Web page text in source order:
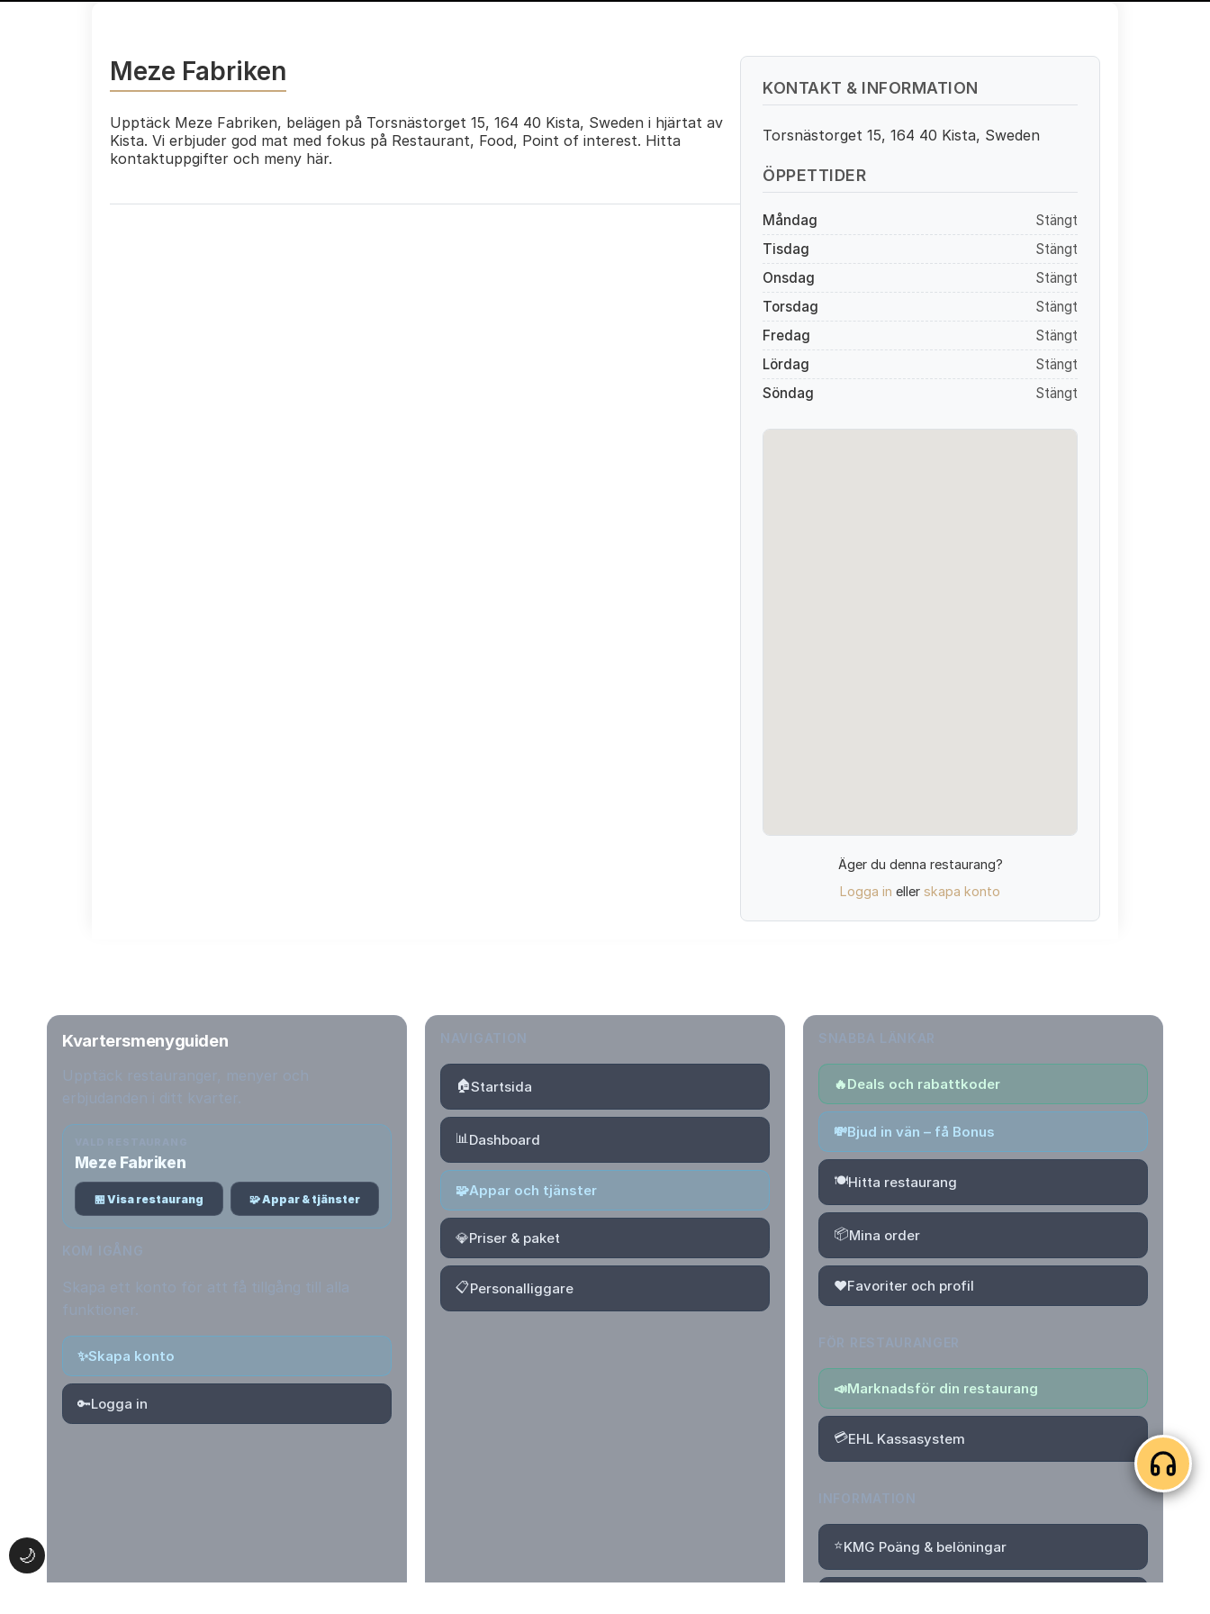
Meze Fabriken
Upptäck Meze Fabriken, belägen på Torsnästorget 15, 164 40 Kista, Sweden i hjärtat av
Kista. Vi erbjuder god mat med fokus på Restaurant, Food, Point of interest. Hitta
kontaktuppgifter och meny här.
KONTAKT & INFORMATION
Torsnästorget 15, 164 40 Kista, Sweden
ÖPPETTIDER
Måndag
Stängt
Tisdag
Stängt
Onsdag
Stängt
Torsdag
Stängt
Fredag
Stängt
Lördag
Stängt
Söndag
Stängt
Äger du denna restaurang?
Logga in eller skapa konto
🌙
Kvartersmenyguiden
Meze Fabriken
🏪 Visa restaurang 🧩 Appar & tjänster
✨Skapa konto
🔑Logga in
🏠Startsida
📊Dashboard
🧩Appar och tjänster
💎Priser & paket
📋Personalliggare
🔥Deals och rabattkoder
💸Bjud in vän – få Bonus
🍽️Hitta restaurang
📦Mina order
❤️Favoriter och profil
📣Marknadsför din restaurang
💳EHL Kassasystem
⭐KMG Poäng & belöningar